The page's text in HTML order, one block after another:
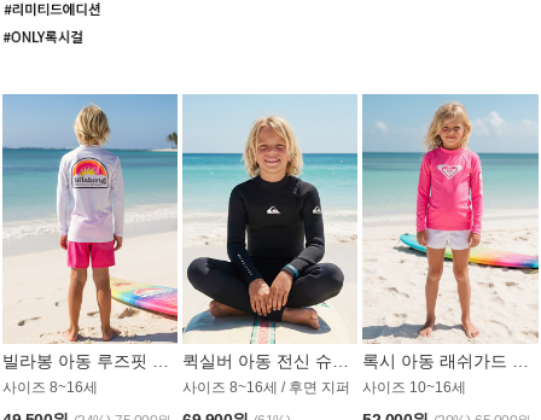
사이즈 8~16세 사이즈 8~16세 / 후면 지퍼 사이즈 10~16세